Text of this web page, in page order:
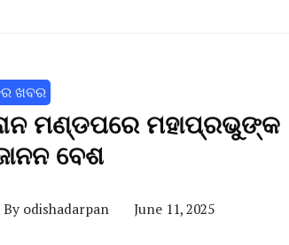
ଖବର
ମଣ୍ଡପରେ ମହାପ୍ରଭୁଙ୍କ
ବେଶ
By odishadarpan June 11, 2025